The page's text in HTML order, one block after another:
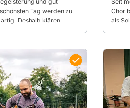
und gut
Tag werden zu
Deshalb klären...
Seit
Chor
als